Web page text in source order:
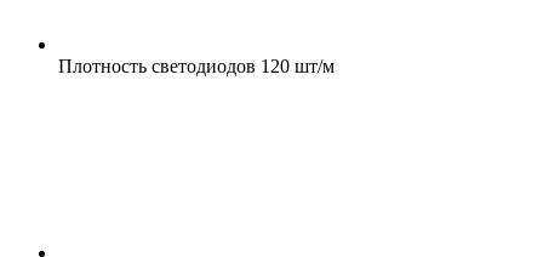
Плотность светодиодов 120 шт/м